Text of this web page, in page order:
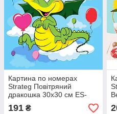
Картина по номерах
Strateg Повітряний
дракошка 30х30 см ES-
0825
191 ₴